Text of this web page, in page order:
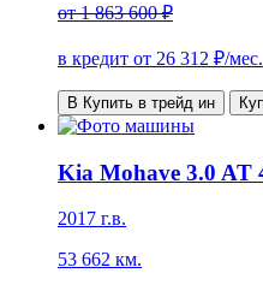
от1 863 600 ₽
в кредит от 26 312 ₽/мес.
В Купить в трейд ин
Kia Mohave 3.0 AT
2017 г.в.
53 662 км.